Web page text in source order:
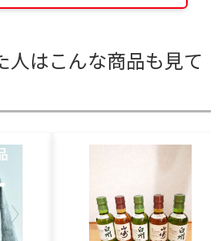
人はこんな商品も見て